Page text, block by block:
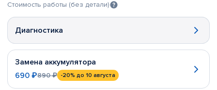
Стоимость работы (без детали)
Диагностика
Замена аккумулятора
690 ₽890 ₽ -20% до 10 августа